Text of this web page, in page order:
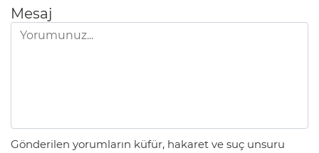
Mesaj
Gönderilen yorumların küfür, hakaret ve suç unsuru